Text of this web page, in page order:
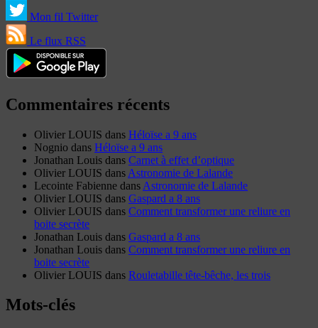
Mon fil Twitter
Le flux RSS
Commentaires récents
Olivier LOUIS dans Héloïse a 9 ans
Nognio dans Héloïse a 9 ans
Jonathan Louis dans Carnet à effet d’optique
Olivier LOUIS dans Astronomie de Lalande
Lecointe Fabienne dans Astronomie de Lalande
Olivier LOUIS dans Gaspard a 8 ans
Olivier LOUIS dans Comment transformer une reliure en
boite secrète
Jonathan Louis dans Gaspard a 8 ans
Jonathan Louis dans Comment transformer une reliure en
boite secrète
Olivier LOUIS dans Rouletabille tête-bêche, les trois
Mots-clés